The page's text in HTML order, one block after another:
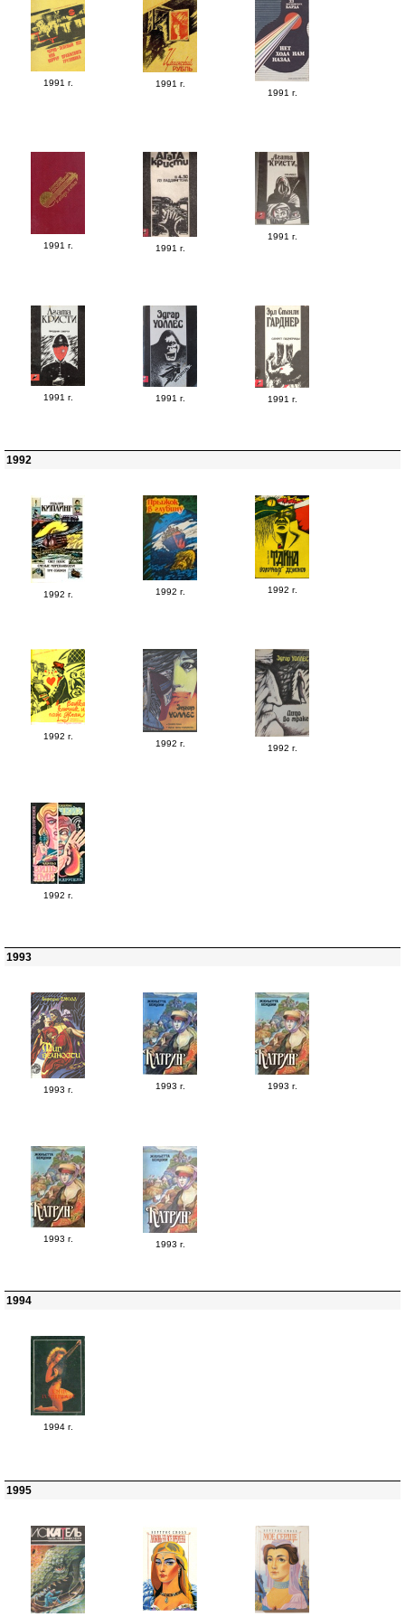
1991 г.
1991 г.
1991 г.
1991 г. 1991 г.
1991 г.
1991 г. 1991 г. 1991 г.
1992
1992 г. 1992 г. 1992 г.
1992 г.
1992 г. 1992 г.
1992 г.
1993
1993 г. 1993 г. 1993 г.
1993 г.
1993 г.
1994
1994 г.
1995